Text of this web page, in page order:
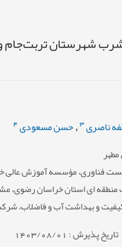
ناصری3
,حسن مسعودی4
فناوری، مؤسسه آموزش عالی
ای استان خراسان رضوی،
و بهداشت آب و فاضلاب،
تاریخ پذیرش : 1403/08/01